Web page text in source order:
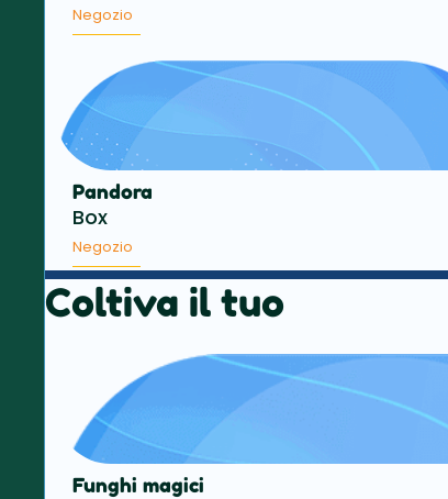
Negozio
Pandora
Box
Negozio
Coltiva il tuo
Funghi magici